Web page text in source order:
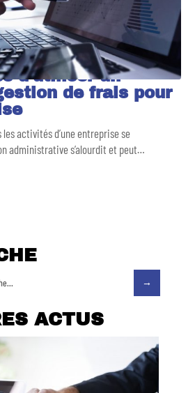
d’utiliser un
de frais pour
les activités d’une entreprise se
administrative s’alourdit et peut…
ACTUS